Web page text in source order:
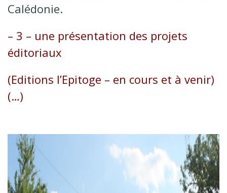
Calédonie.
– 3 – une présentation des projets
éditoriaux
(Editions l’Epitoge – en cours et à venir)
(…)